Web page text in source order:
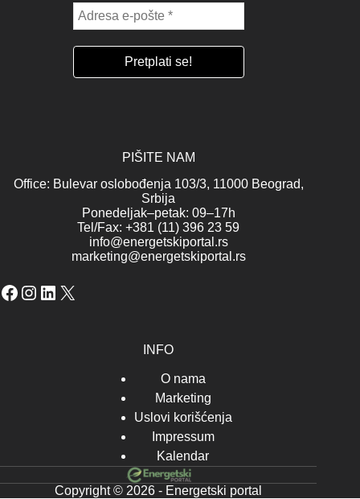
PIŠITE NAM
Office: Bulevar oslobođenja 103/3, 11000 Beograd,
Srbija
Ponedeljak–petak: 09–17h
Tel/Fax: +381 (11) 396 23 59
info@energetskiportal.rs
marketing@energetskiportal.rs
Facebook
Instagram
LinkedIn
X
INFO
O nama
Marketing
Uslovi korišćenja
Impressum
Kalendar
Copyright © 2026 - Energetski portal